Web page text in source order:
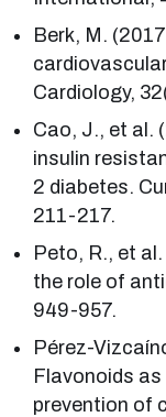
Berk, M.
Cardiology,
Cao, J., et al.
insulin
2 diabetes.
211-217.
Peto, R., et
the role of
949-957.
Pérez-
Flavonoids
prevention of